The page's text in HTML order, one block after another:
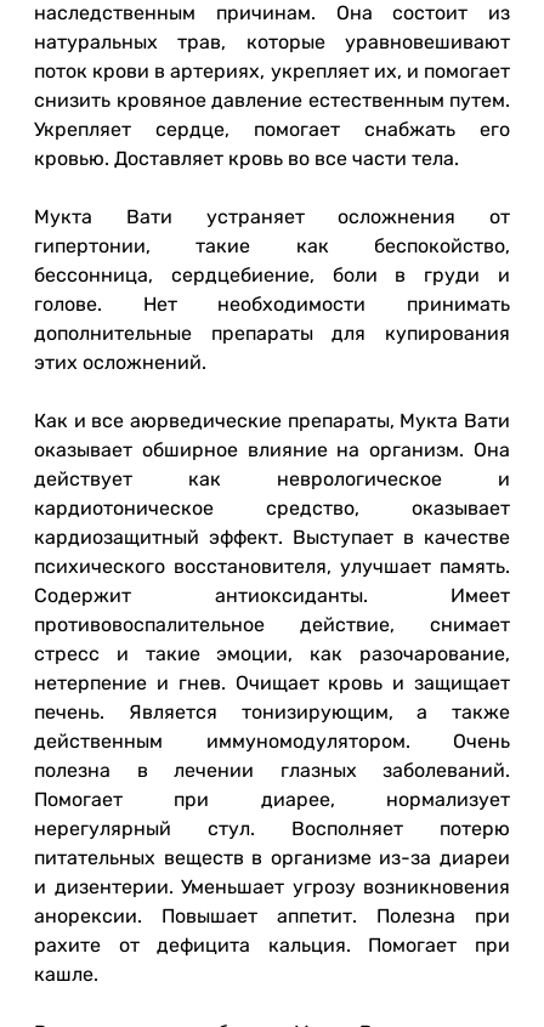
наследственным причинам. Она состоит из
натуральных трав, которые уравновешивают
поток крови в артериях, укрепляет их, и помогает
снизить кровяное давление естественным путем.
Укрепляет сердце, помогает снабжать его
кровью. Доставляет кровь во все части тела.
Мукта Вати устраняет осложнения от
гипертонии, такие как беспокойство,
бессонница, сердцебиение, боли в груди и
голове. Нет необходимости принимать
дополнительные препараты для купирования
этих осложнений.
Как и все аюрведические препараты, Мукта Вати
оказывает обширное влияние на организм. Она
действует как неврологическое и
кардиотоническое средство, оказывает
кардиозащитный эффект. Выступает в качестве
психического восстановителя, улучшает память.
Содержит антиоксиданты. Имеет
противовоспалительное действие, снимает
стресс и такие эмоции, как разочарование,
нетерпение и гнев. Очищает кровь и защищает
печень. Является тонизирующим, а также
действенным иммуномодулятором. Очень
полезна в лечении глазных заболеваний.
Помогает при диарее, нормализует
нерегулярный стул. Восполняет потерю
питательных веществ в организме из-за диареи
и дизентерии. Уменьшает угрозу возникновения
анорексии. Повышает аппетит. Полезна при
рахите от дефицита кальция. Помогает при
кашле.